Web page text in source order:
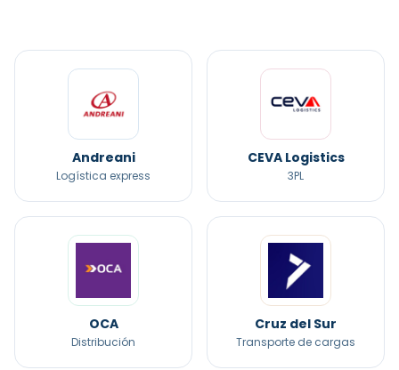
Andreani
Logística express
CEVA Logistics
3PL
OCA
Distribución
Cruz del Sur
Transporte de cargas